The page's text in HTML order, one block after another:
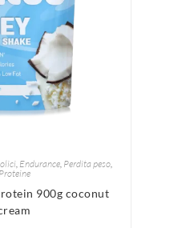
Endurance Perdita peso
Proteine
900g coconut